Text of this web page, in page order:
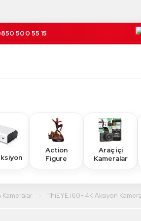
500 55 15
Action
Figure
Araç içi
Kameralar
Kameralar ThiEYE i60+ 4K Aksiyon